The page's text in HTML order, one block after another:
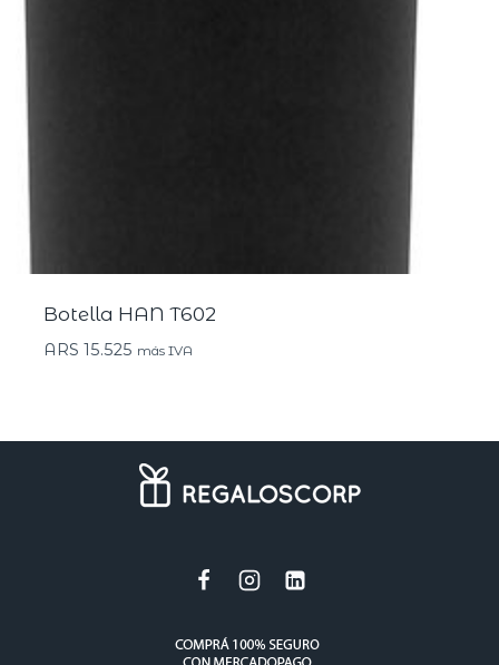
Botella HAN T602
ARS 15.525 más IVA